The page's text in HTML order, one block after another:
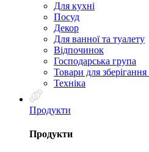
Для кухні
Посуд
Декор
Для ванної та туалету
Відпочинок
Господарська група
Товари для
Техніка
Продукти
Продукти